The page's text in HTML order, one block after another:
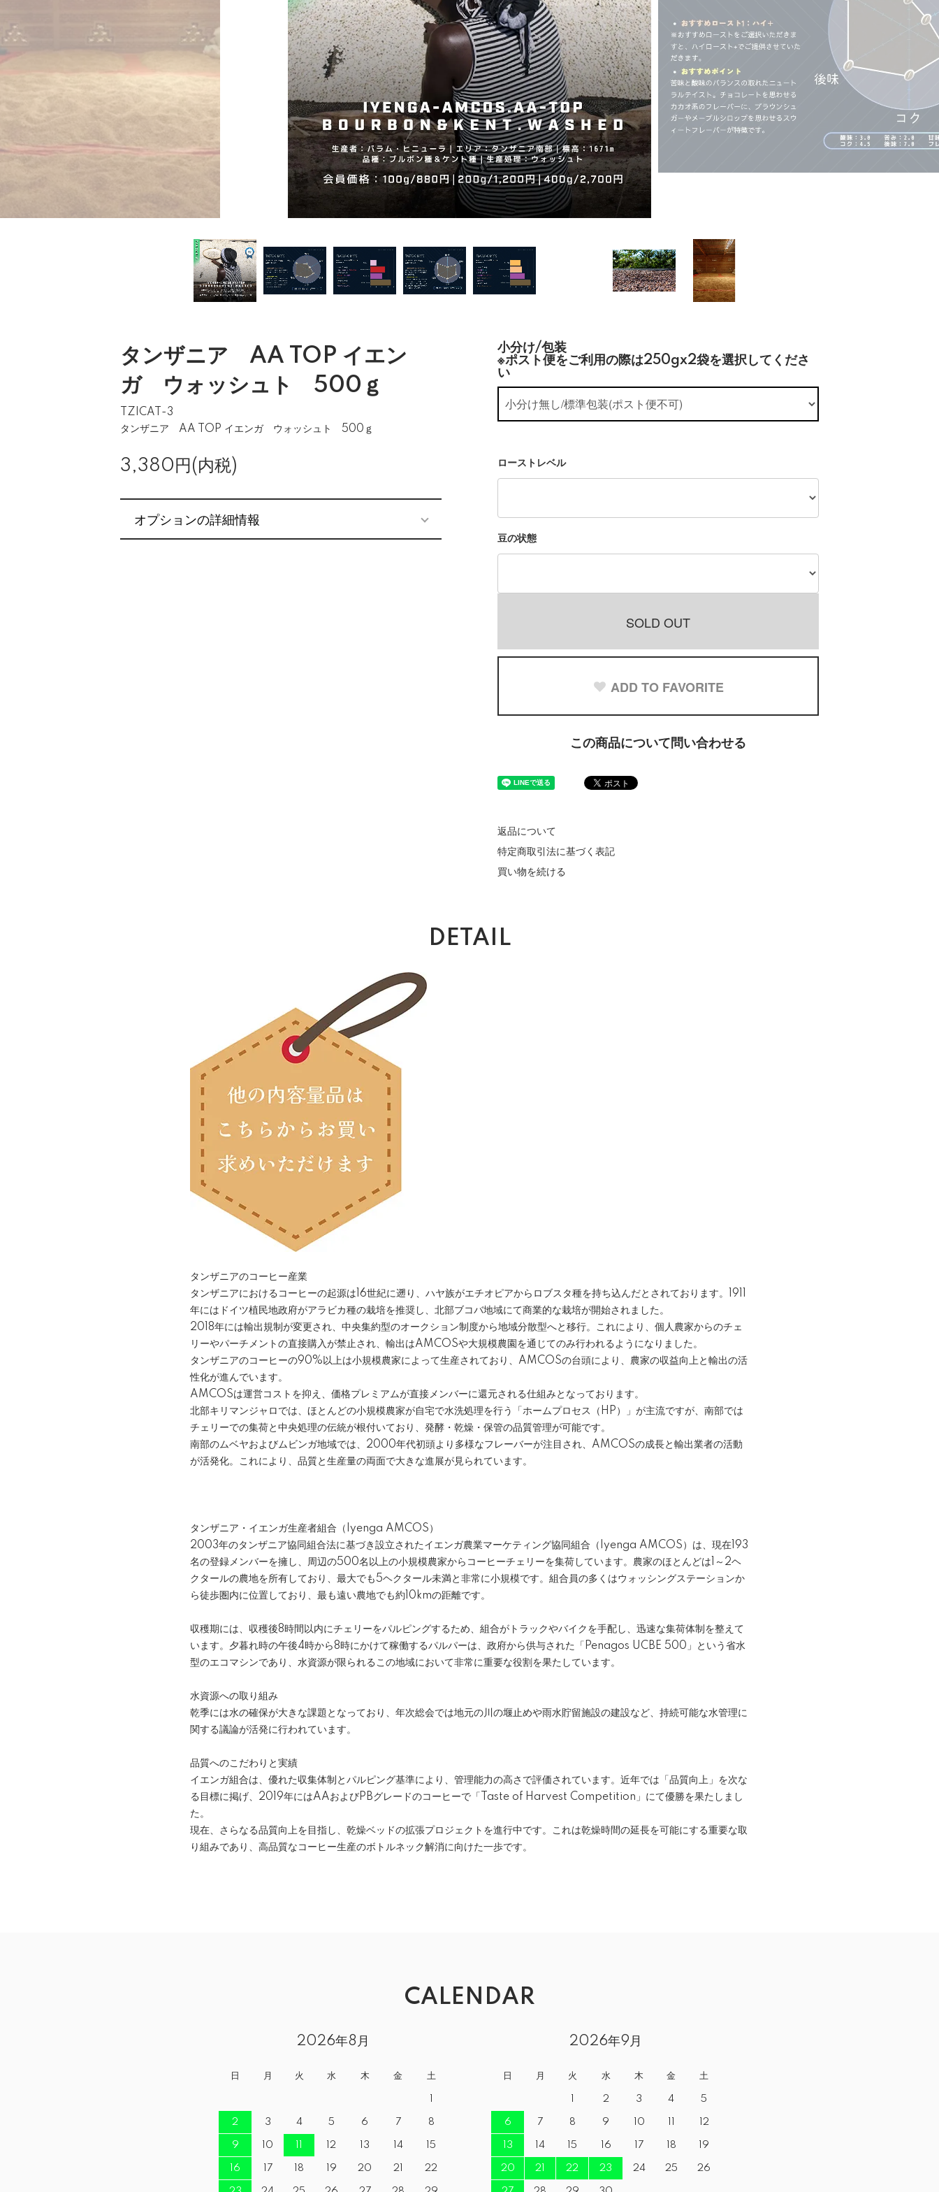
タンザニア AA TOP イエン
ガ ウォッシュト 500ｇ
TZICAT-3
タンザニア AA TOP イエンガ ウォッシュト 500ｇ
3,380円(内税)
オプションの詳細情報
小分け/包装
※ポスト便をご利用の際は250gx2袋を選択してくださ
い
ローストレベル
豆の状態
SOLD OUT
ADD TO FAVORITE
この商品について問い合わせる
返品について
特定商取引法に基づく表記
買い物を続ける
DETAIL
タンザニアのコーヒー産業
タンザニアにおけるコーヒーの起源は16世紀に遡り、ハヤ族がエチオピアからロブスタ種を持ち込んだとされております。1911
年にはドイツ植民地政府がアラビカ種の栽培を推奨し、北部ブコバ地域にて商業的な栽培が開始されました。
2018年には輸出規制が変更され、中央集約型のオークション制度から地域分散型へと移行。これにより、個人農家からのチェ
リーやパーチメントの直接購入が禁止され、輸出はAMCOSや大規模農園を通じてのみ行われるようになりました。
タンザニアのコーヒーの90%以上は小規模農家によって生産されており、AMCOSの台頭により、農家の収益向上と輸出の活
性化が進んでいます。
AMCOSは運営コストを抑え、価格プレミアムが直接メンバーに還元される仕組みとなっております。
北部キリマンジャロでは、ほとんどの小規模農家が自宅で水洗処理を行う「ホームプロセス（HP）」が主流ですが、南部では
チェリーでの集荷と中央処理の伝統が根付いており、発酵・乾燥・保管の品質管理が可能です。
南部のムベヤおよびムビンガ地域では、2000年代初頭より多様なフレーバーが注目され、AMCOSの成長と輸出業者の活動
が活発化。これにより、品質と生産量の両面で大きな進展が見られています。
タンザニア・イエンガ生産者組合（Iyenga AMCOS）
2003年のタンザニア協同組合法に基づき設立されたイエンガ農業マーケティング協同組合（Iyenga AMCOS）は、現在193
名の登録メンバーを擁し、周辺の500名以上の小規模農家からコーヒーチェリーを集荷しています。農家のほとんどは1～2ヘ
クタールの農地を所有しており、最大でも5ヘクタール未満と非常に小規模です。組合員の多くはウォッシングステーションか
ら徒歩圏内に位置しており、最も遠い農地でも約10kmの距離です。
収穫期には、収穫後8時間以内にチェリーをパルピングするため、組合がトラックやバイクを手配し、迅速な集荷体制を整えて
います。夕暮れ時の午後4時から8時にかけて稼働するパルパーは、政府から供与された「Penagos UCBE 500」という省水
型のエコマシンであり、水資源が限られるこの地域において非常に重要な役割を果たしています。
水資源への取り組み
乾季には水の確保が大きな課題となっており、年次総会では地元の川の堰止めや雨水貯留施設の建設など、持続可能な水管理に
関する議論が活発に行われています。
品質へのこだわりと実績
イエンガ組合は、優れた収集体制とパルピング基準により、管理能力の高さで評価されています。近年では「品質向上」を次な
る目標に掲げ、2019年にはAAおよびPBグレードのコーヒーで「Taste of Harvest Competition」にて優勝を果たしまし
た。
現在、さらなる品質向上を目指し、乾燥ベッドの拡張プロジェクトを進行中です。これは乾燥時間の延長を可能にする重要な取
り組みであり、高品質なコーヒー生産のボトルネック解消に向けた一歩です。
CALENDAR
2026年8月
日 月 火 水 木 金 土
2 3 4 5 6 7 8
9 10 12 13 14 15
16 17 18 19 20 21 22
2026年9月
日 月 火 水 木 金 土
2 3 4 5
6 7 8 9 10 12
13 14 15 16 17 18 19
20 21 22 23 24 25 26